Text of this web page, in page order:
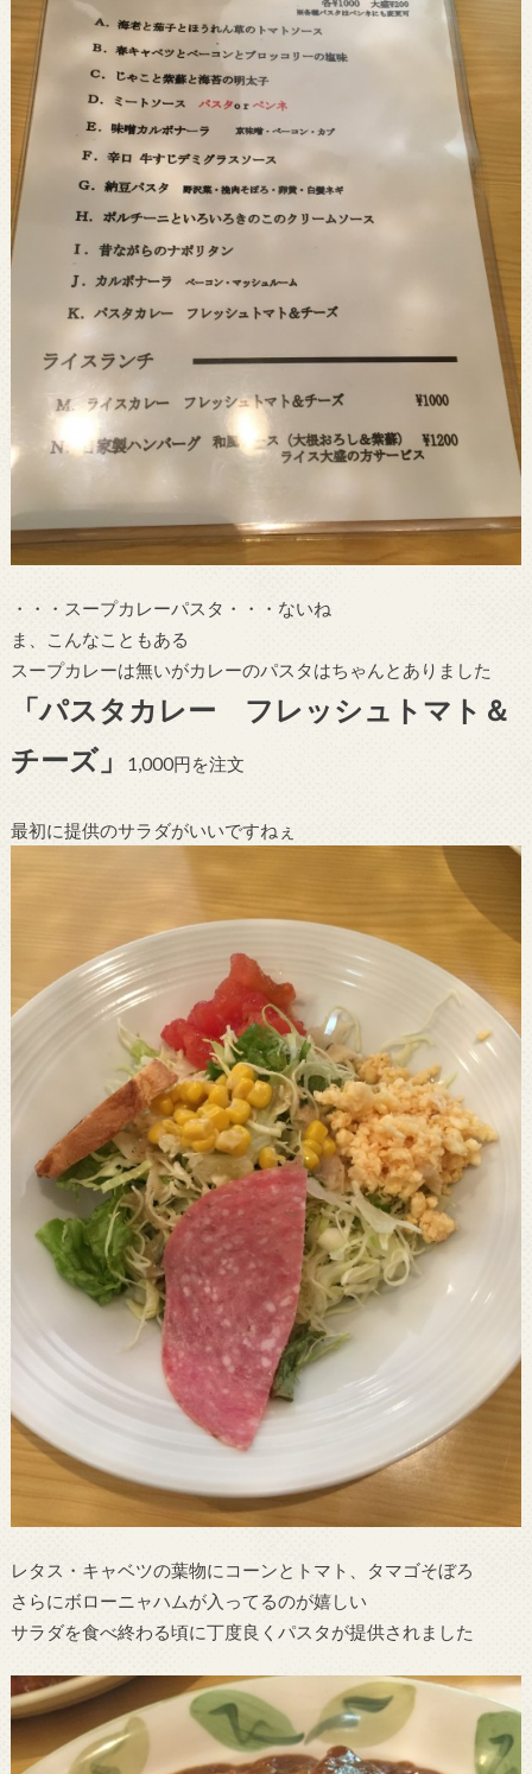
・・・スープカレーパスタ・・・ないね
ま、こんなこともある
スープカレーは無いがカレーのパスタはちゃんとありました
「パスタカレー フレッシュトマト＆
チーズ」
1,000円を注文
最初に提供のサラダがいいですねぇ
レタス・キャベツの葉物にコーンとトマト、タマゴそぼろ
さらにボローニャハムが入ってるのが嬉しい
サラダを食べ終わる頃に丁度良くパスタが提供されました